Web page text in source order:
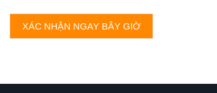
XÁC NHẬN NGAY BÂY GIỜ